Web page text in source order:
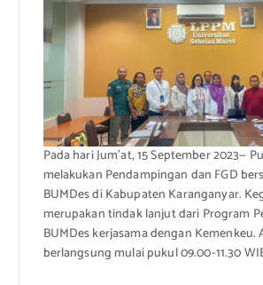
Pada hari Jum’at, 15 September 2023—
melakukan Pendampingan dan FGD
BUMDes di Kabupaten Karanganyar.
merupakan tindak lanjut dari Program
BUMDes kerjasama dengan Kemenkeu.
berlangsung mulai pukul 09.00-11.30